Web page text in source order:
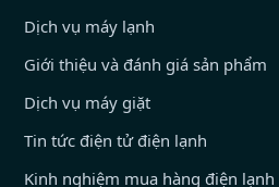
Dịch vụ máy lạnh
Giới thiệu và đánh giá sản phẩm
Dịch vụ máy giặt
Tin tức điện tử điện lạnh
Kinh nghiệm mua hàng điện lạnh